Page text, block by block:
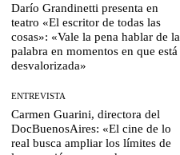
Darío Grandinetti presenta en
teatro «El escritor de todas las
cosas»: «Vale la pena hablar de la
palabra en momentos en que está
desvalorizada»
ENTREVISTA
Carmen Guarini, directora del
DocBuenosAires: «El cine de lo
real busca ampliar los límites de